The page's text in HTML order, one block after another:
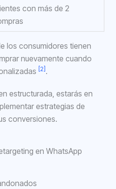
con más de 2
los consumidores tienen
nuevamente cuando
[2] .
estructurada, estarás en
estrategias de
conversiones.
en WhatsApp